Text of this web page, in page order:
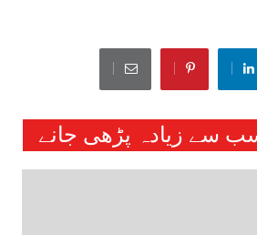
سے زیادہ پڑھی جانے
والی خبریں :